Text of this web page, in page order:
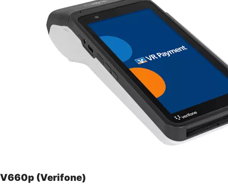
V660p (Verifone)